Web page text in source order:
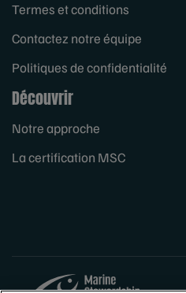
Termes et conditions
Contactez notre équipe
Politiques de confidentialité
Découvrir
Notre approche
La certification MSC